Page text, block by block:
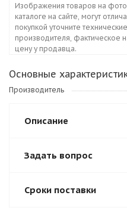
Изображения товаров на
каталоге на сайте, могут
покупкой уточните
производителя, фактическое
цену у продавца.
Основные
Производитель
Описание
Задать вопрос
Сроки поставки